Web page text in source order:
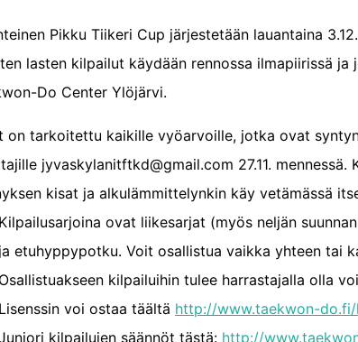
Pikku Tiikeri Cup järjestetään lauantaina
lasten kilpailut käydään rennossa ilmapiirissä
Do Center Ylöjärvi.
on tarkoitettu kaikille vyöarvoille, jotka ovat
jyvaskylanitftkd@gmail.com 27.11. mennessä.
kisat ja alkulämmittelynkin käy vetämässä
Kilpailusarjoina ovat liikesarjat (myös neljän
ja etuhyppypotku. Voit osallistua vaikka yhteen tai
Osallistuakseen kilpailuihin tulee harrastajalla olla
Lisenssin voi ostaa täältä http://www.taekwon-
kilpailujen säännöt tästä: http://